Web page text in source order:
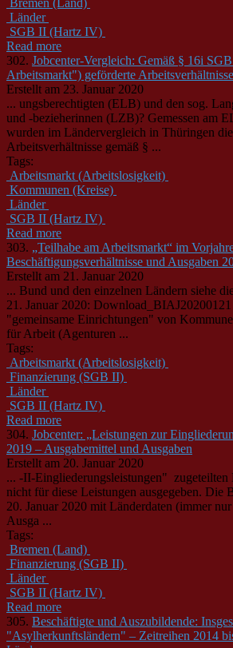
Länder
SGB II (Hartz IV)
Read more
302. Jobcenter-Vergleich: Gemäß § 16i
Arbeitsmarkt") geförderte
Erstellt am 23. Januar 2020
... ungsberechtigten (ELB) und den sog.
und -bezieherinnen (LZB)? Gemessen am
wurden im Ländervergleich in Thüringen
Arbeitsverhältnisse gemäß § ...
Tags:
Arbeitsmarkt (Arbeitslosigkeit)
Kommunen (Kreise)
Länder
SGB II (Hartz IV)
Read more
303. „Teilhabe am Arbeitsmarkt“ im
Beschäftigungsverhältnisse und Ausgaben
Erstellt am 21. Januar 2020
... Bund und den einzelnen Ländern siehe
21. Januar 2020:
"gemeinsame Einrichtungen" von
für Arbeit (Agenturen ...
Tags:
Arbeitsmarkt (Arbeitslosigkeit)
Finanzierung (SGB II)
Länder
SGB II (Hartz IV)
Read more
304. Jobcenter: „Leistungen zur
2019 – Ausgabemittel und Ausgaben
Erstellt am 20. Januar 2020
... -II-Eingliederungsleistungen"
nicht für diese Leistungen ausgegeben. Die
20. Januar 2020 mit Länderdaten (immer
Ausga ...
Tags:
Bremen (Land)
Finanzierung (SGB II)
Länder
SGB II (Hartz IV)
Read more
305. Beschäftigte und Auszubildende:
"Asylherkunftsländern" – Zeitreihen 2014